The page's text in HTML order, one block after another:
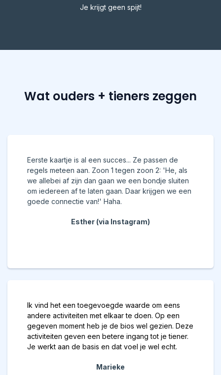
Je krijgt geen spijt!
Wat ouders + tieners zeggen
Eerste kaartje is al een succes... Ze passen de
regels meteen aan. Zoon 1 tegen zoon 2: 'He, als
we allebei af zijn dan gaan we een bondje sluiten
om iedereen af te laten gaan. Daar krijgen we een
goede connectie van!' Haha.
Esther (via Instagram)
Ik vind het een toegevoegde waarde om eens
andere activiteiten met elkaar te doen. Op een
gegeven moment heb je de bios wel gezien. Deze
activiteiten geven een betere ingang tot je tiener.
Je werkt aan de basis en dat voel je wel echt.
Marieke